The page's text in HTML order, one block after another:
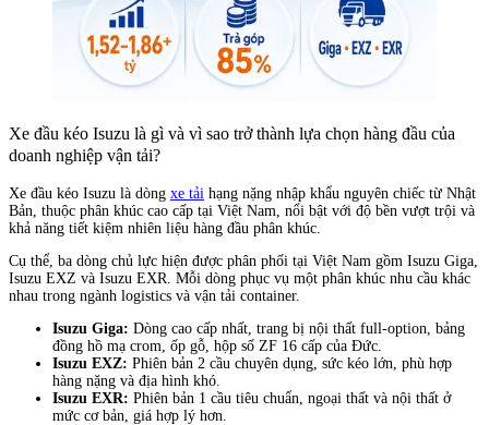
Xe đầu kéo Isuzu là gì và vì sao trở thành lựa chọn hàng đầu của
doanh nghiệp vận tải?
Xe đầu kéo Isuzu là dòng xe tải hạng nặng nhập khẩu nguyên chiếc từ Nhật
Bản, thuộc phân khúc cao cấp tại Việt Nam, nổi bật với độ bền vượt trội và
khả năng tiết kiệm nhiên liệu hàng đầu phân khúc.
Cụ thể, ba dòng chủ lực hiện được phân phối tại Việt Nam gồm Isuzu Giga,
Isuzu EXZ và Isuzu EXR. Mỗi dòng phục vụ một phân khúc nhu cầu khác
nhau trong ngành logistics và vận tải container.
Isuzu Giga: Dòng cao cấp nhất, trang bị nội thất full-option, bảng
đồng hồ mạ crom, ốp gỗ, hộp số ZF 16 cấp của Đức.
Isuzu EXZ: Phiên bản 2 cầu chuyên dụng, sức kéo lớn, phù hợp
hàng nặng và địa hình khó.
Isuzu EXR: Phiên bản 1 cầu tiêu chuẩn, ngoại thất và nội thất ở
mức cơ bản, giá hợp lý hơn.